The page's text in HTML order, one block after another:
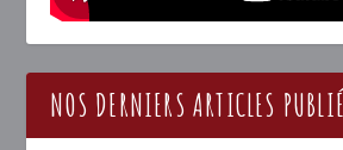
NOS DERNIERS ARTICLES